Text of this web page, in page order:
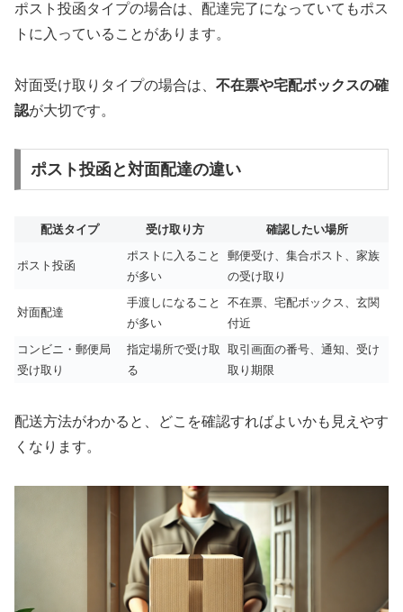
ポスト投函タイプの場合は、配達完了になっていてもポス
トに入っていることがあります。
対面受け取りタイプの場合は、 不在票や宅配ボックスの確
認が大切です。
ポスト投函と対面配達の違い
配送タイプ 受け取り方 確認したい場所
ポスト投函
ポストに入ること
が多い
郵便受け、集合ポスト、家族
の受け取り
対面配達
手渡しになること
が多い
不在票、宅配ボックス、玄関
付近
コンビニ・郵便局
受け取り
指定場所で受け取
る
取引画面の番号、通知、受け
取り期限
配送方法がわかると、どこを確認すればよいかも見えやす
くなります。